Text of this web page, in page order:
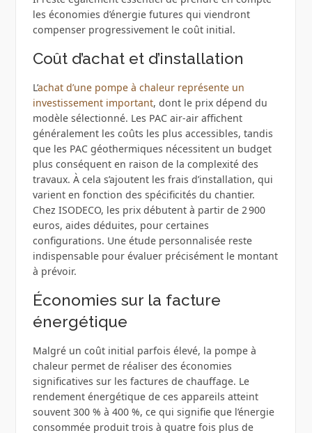
les économies d’énergie futures qui viendront
compenser progressivement le coût initial.
Coût d’achat et d’installation
L’achat d’une pompe à chaleur représente un
investissement important, dont le prix dépend du
modèle sélectionné. Les PAC air-air affichent
généralement les coûts les plus accessibles, tandis
que les PAC géothermiques nécessitent un budget
plus conséquent en raison de la complexité des
travaux. À cela s’ajoutent les frais d’installation, qui
varient en fonction des spécificités du chantier.
Chez ISODECO, les prix débutent à partir de 2 900
euros, aides déduites, pour certaines
configurations. Une étude personnalisée reste
indispensable pour évaluer précisément le montant
à prévoir.
Économies sur la facture
énergétique
Malgré un coût initial parfois élevé, la pompe à
chaleur permet de réaliser des économies
significatives sur les factures de chauffage. Le
rendement énergétique de ces appareils atteint
souvent 300 % à 400 %, ce qui signifie que l’énergie
consommée produit trois à quatre fois plus de